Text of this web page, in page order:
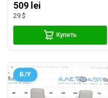
509 lei
29 $
Купить
Б/У